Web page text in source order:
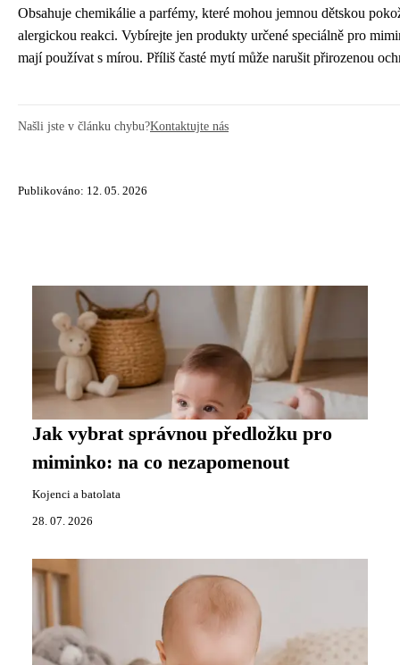
Obsahuje chemikálie a parfémy, které mohou jemnou dětskou
alergickou reakci. Vybírejte jen produkty určené speciálně pro
mají používat s mírou. Příliš časté mytí může narušit přirozenou
Našli jste v článku chybu?Kontaktujte nás
Publikováno: 12. 05. 2026
Jak vybrat správnou předložku pro
miminko: na co nezapomenout
Kojenci a batolata
28. 07. 2026